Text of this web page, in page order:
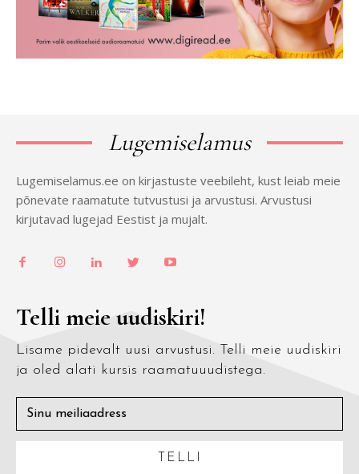
Lugemiselamus
Lugemiselamus.ee on kirjastuste veebileht, kust leiab meie
põnevate raamatute tutvustusi ja arvustusi. Arvustusi
kirjutavad lugejad Eestist ja mujalt.
Telli meie uudiskiri!
Lisame pidevalt uusi arvustusi. Telli meie uudiskiri
ja oled alati kursis raamatuuudistega.
TELLI